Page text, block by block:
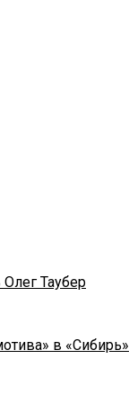
Таубер
в «Сибирь»